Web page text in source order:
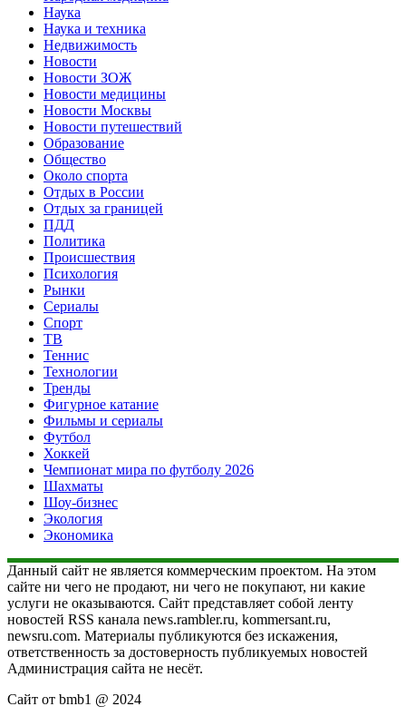
Наука
Наука и техника
Недвижимость
Новости
Новости ЗОЖ
Новости медицины
Новости Москвы
Новости путешествий
Образование
Общество
Около спорта
Отдых в России
Отдых за границей
ПДД
Политика
Происшествия
Психология
Рынки
Сериалы
Спорт
ТВ
Теннис
Технологии
Тренды
Фигурное катание
Фильмы и сериалы
Футбол
Хоккей
Чемпионат мира по футболу 2026
Шахматы
Шоу-бизнес
Экология
Экономика
Данный сайт не является коммерческим проектом. На этом
сайте ни чего не продают, ни чего не покупают, ни какие
услуги не оказываются. Сайт представляет собой ленту
новостей RSS канала news.rambler.ru, kommersant.ru,
newsru.com. Материалы публикуются без искажения,
ответственность за достоверность публикуемых новостей
Администрация сайта не несёт.
Сайт от bmb1 @ 2024